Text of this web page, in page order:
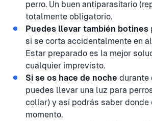
perro. Un buen antiparasitario
totalmente obligatorio.
Puedes llevar también botines
si se corta accidentalmente en
Estar preparado es la mejor
cualquier imprevisto.
Si se os hace de noche durante
puedes llevar una luz para
collar) y así podrás saber donde
momento.